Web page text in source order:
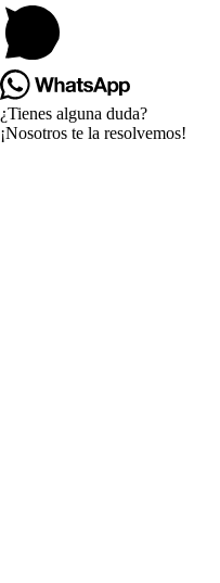
¿Tienes alguna duda?
¡Nosotros te la resolvemos!